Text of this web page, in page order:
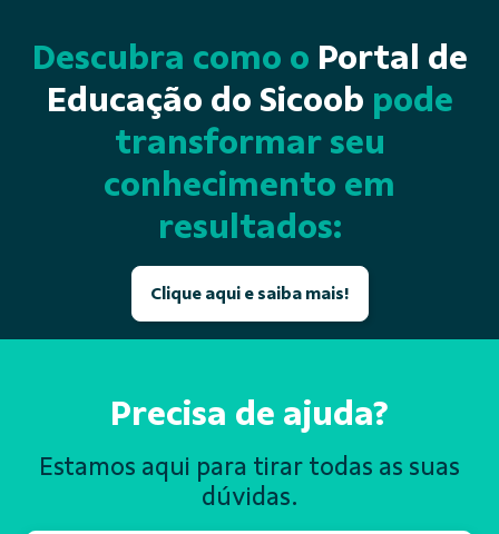
Descubra como o Portal de
Educação do Sicoob pode
transformar seu
conhecimento em
resultados:
Clique aqui e saiba mais!
Precisa de ajuda?
Estamos aqui para tirar todas as suas
dúvidas.